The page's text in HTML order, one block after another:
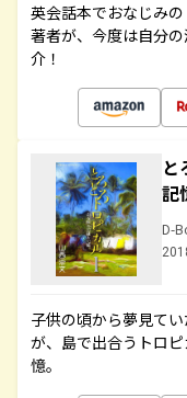
英会話本でおなじみ
著者が、今度は自分
介！
と
記
D-
子供の頃から夢見て
が、島で出合うトロ
憶。